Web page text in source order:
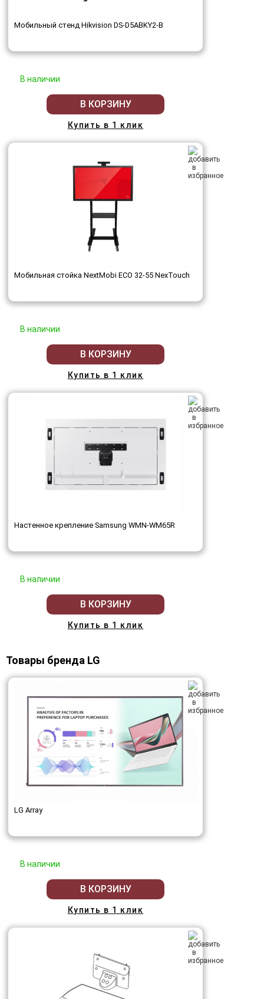
Мобильный стенд Hikvision DS-D5ABKY2-B
В наличии
В КОРЗИНУ
Купить в 1 клик
Мобильная стойка NextMobi ECO 32-55 NexTouch
В наличии
В КОРЗИНУ
Купить в 1 клик
Настенное крепление Samsung WMN-WM65R
В наличии
В КОРЗИНУ
Купить в 1 клик
Товары бренда LG
LG Array
В наличии
В КОРЗИНУ
Купить в 1 клик